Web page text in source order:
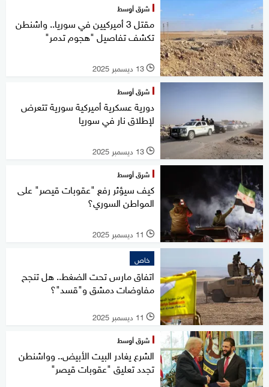
شرق أوسط
مقتل 3 أميركيين في سوريا.. واشنطن
تكشف تفاصيل "هجوم تدمر"
l 13 ديسمبر 2025
شرق أوسط
دورية عسكرية أميركية سورية تتعرض
لإطلاق نار في سوريا
l 13 ديسمبر 2025
شرق أوسط
كيف سيؤثر رفع "عقوبات قيصر" على
المواطن السوري؟
l 11 ديسمبر 2025
خاص
اتفاق مارس تحت الضغط.. هل تنجح
مفاوضات دمشق و"قسد"؟
l 11 ديسمبر 2025
شرق أوسط
الشرع يغادر البيت الأبيض.. وواشنطن
تجدد تعليق "عقوبات قيصر"